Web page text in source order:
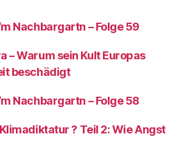
Nachbargartn – Folge 59
– Warum sein Kult Europas
beschädigt
Nachbargartn – Folge 58
? Teil 2: Wie Angst